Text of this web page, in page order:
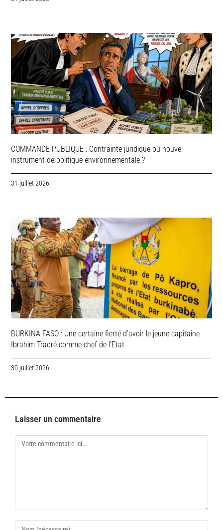
COMMANDE PUBLIQUE : Contrainte juridique ou nouvel
instrument de politique environnementale ?
31 juillet 2026
BURKINA FASO : Une certaine fierté d’avoir le jeune capitaine
Ibrahim Traoré comme chef de l’Etat
30 juillet 2026
Laisser un commentaire